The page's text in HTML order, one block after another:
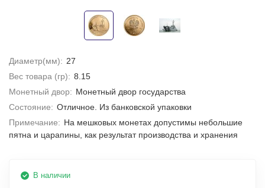
Диаметр(мм): 27
Вес товара (гр): 8.15
Монетный двор: Монетный двор государства
Состояние: Отличное. Из банковской упаковки
Примечание: На мешковых монетах допустимы небольшие
пятна и царапины, как результат производства и хранения
В наличии